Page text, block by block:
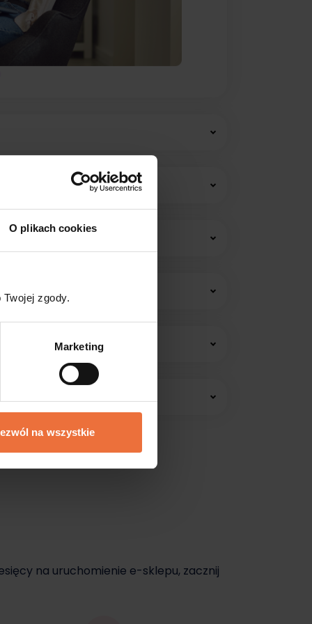
O plikach cookies
zgody.
Marketing
na wszystkie
jeszcze dziś.
na uruchomienie e-sklepu, zacznij